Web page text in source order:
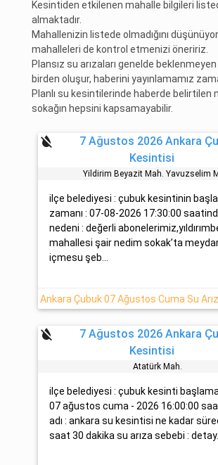
Kesintiden etkilenen mahalle bilgileri
almaktadır.
Mahallenizin listede olmadığını
mahalleleri de kontrol etmenizi öneririz.
Plansız su arızaları genelde
birden oluşur, haberini yayınlamamız
Planlı su kesintilerinde haberde belirtilen
sokağın hepsini kapsamayabilir.
format_color_reset
7 Ağustos 2026 Ankara
Kesintisi
Yildirim Beyazit Mah. Yavuzseli̇m
ilçe belediyesi : çubuk kesintinin
zamanı : 07-08-2026 17:30:00
nedeni : değerli
mahallesi şair nedim sokak’ta
içmesu şeb...
format_color_reset
7 Ağustos 2026 Ankara
Kesintisi
Atatürk Mah.
ilçe belediyesi : çubuk kesinti
07 ağustos cuma - 2026 16:00:00
adı : ankara su kesintisi ne kadar
saat 30 dakika su arıza sebebi : detay...